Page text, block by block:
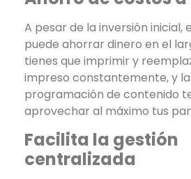
A pesar de la inversión inicial,
puede ahorrar dinero en el
tienes que imprimir y
impreso constantemente, y
programación de contenido
aprovechar al máximo tus
Facilita la gestión
centralizada